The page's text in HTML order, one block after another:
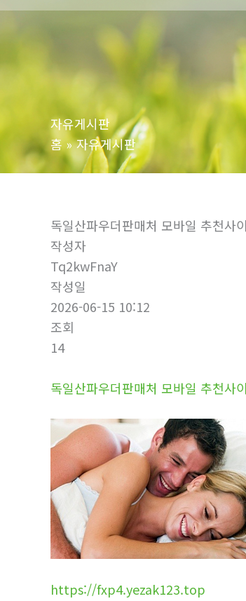
너
자유게시판
홈
자유게시판
독일산파우더판매처 모바일 추천사
작성자
Tq2kwFnaY
작성일
2026-06-15 10:12
조회
14
독일산파우더판매처 모바일 추천사
https://fxp4.yezak123.top